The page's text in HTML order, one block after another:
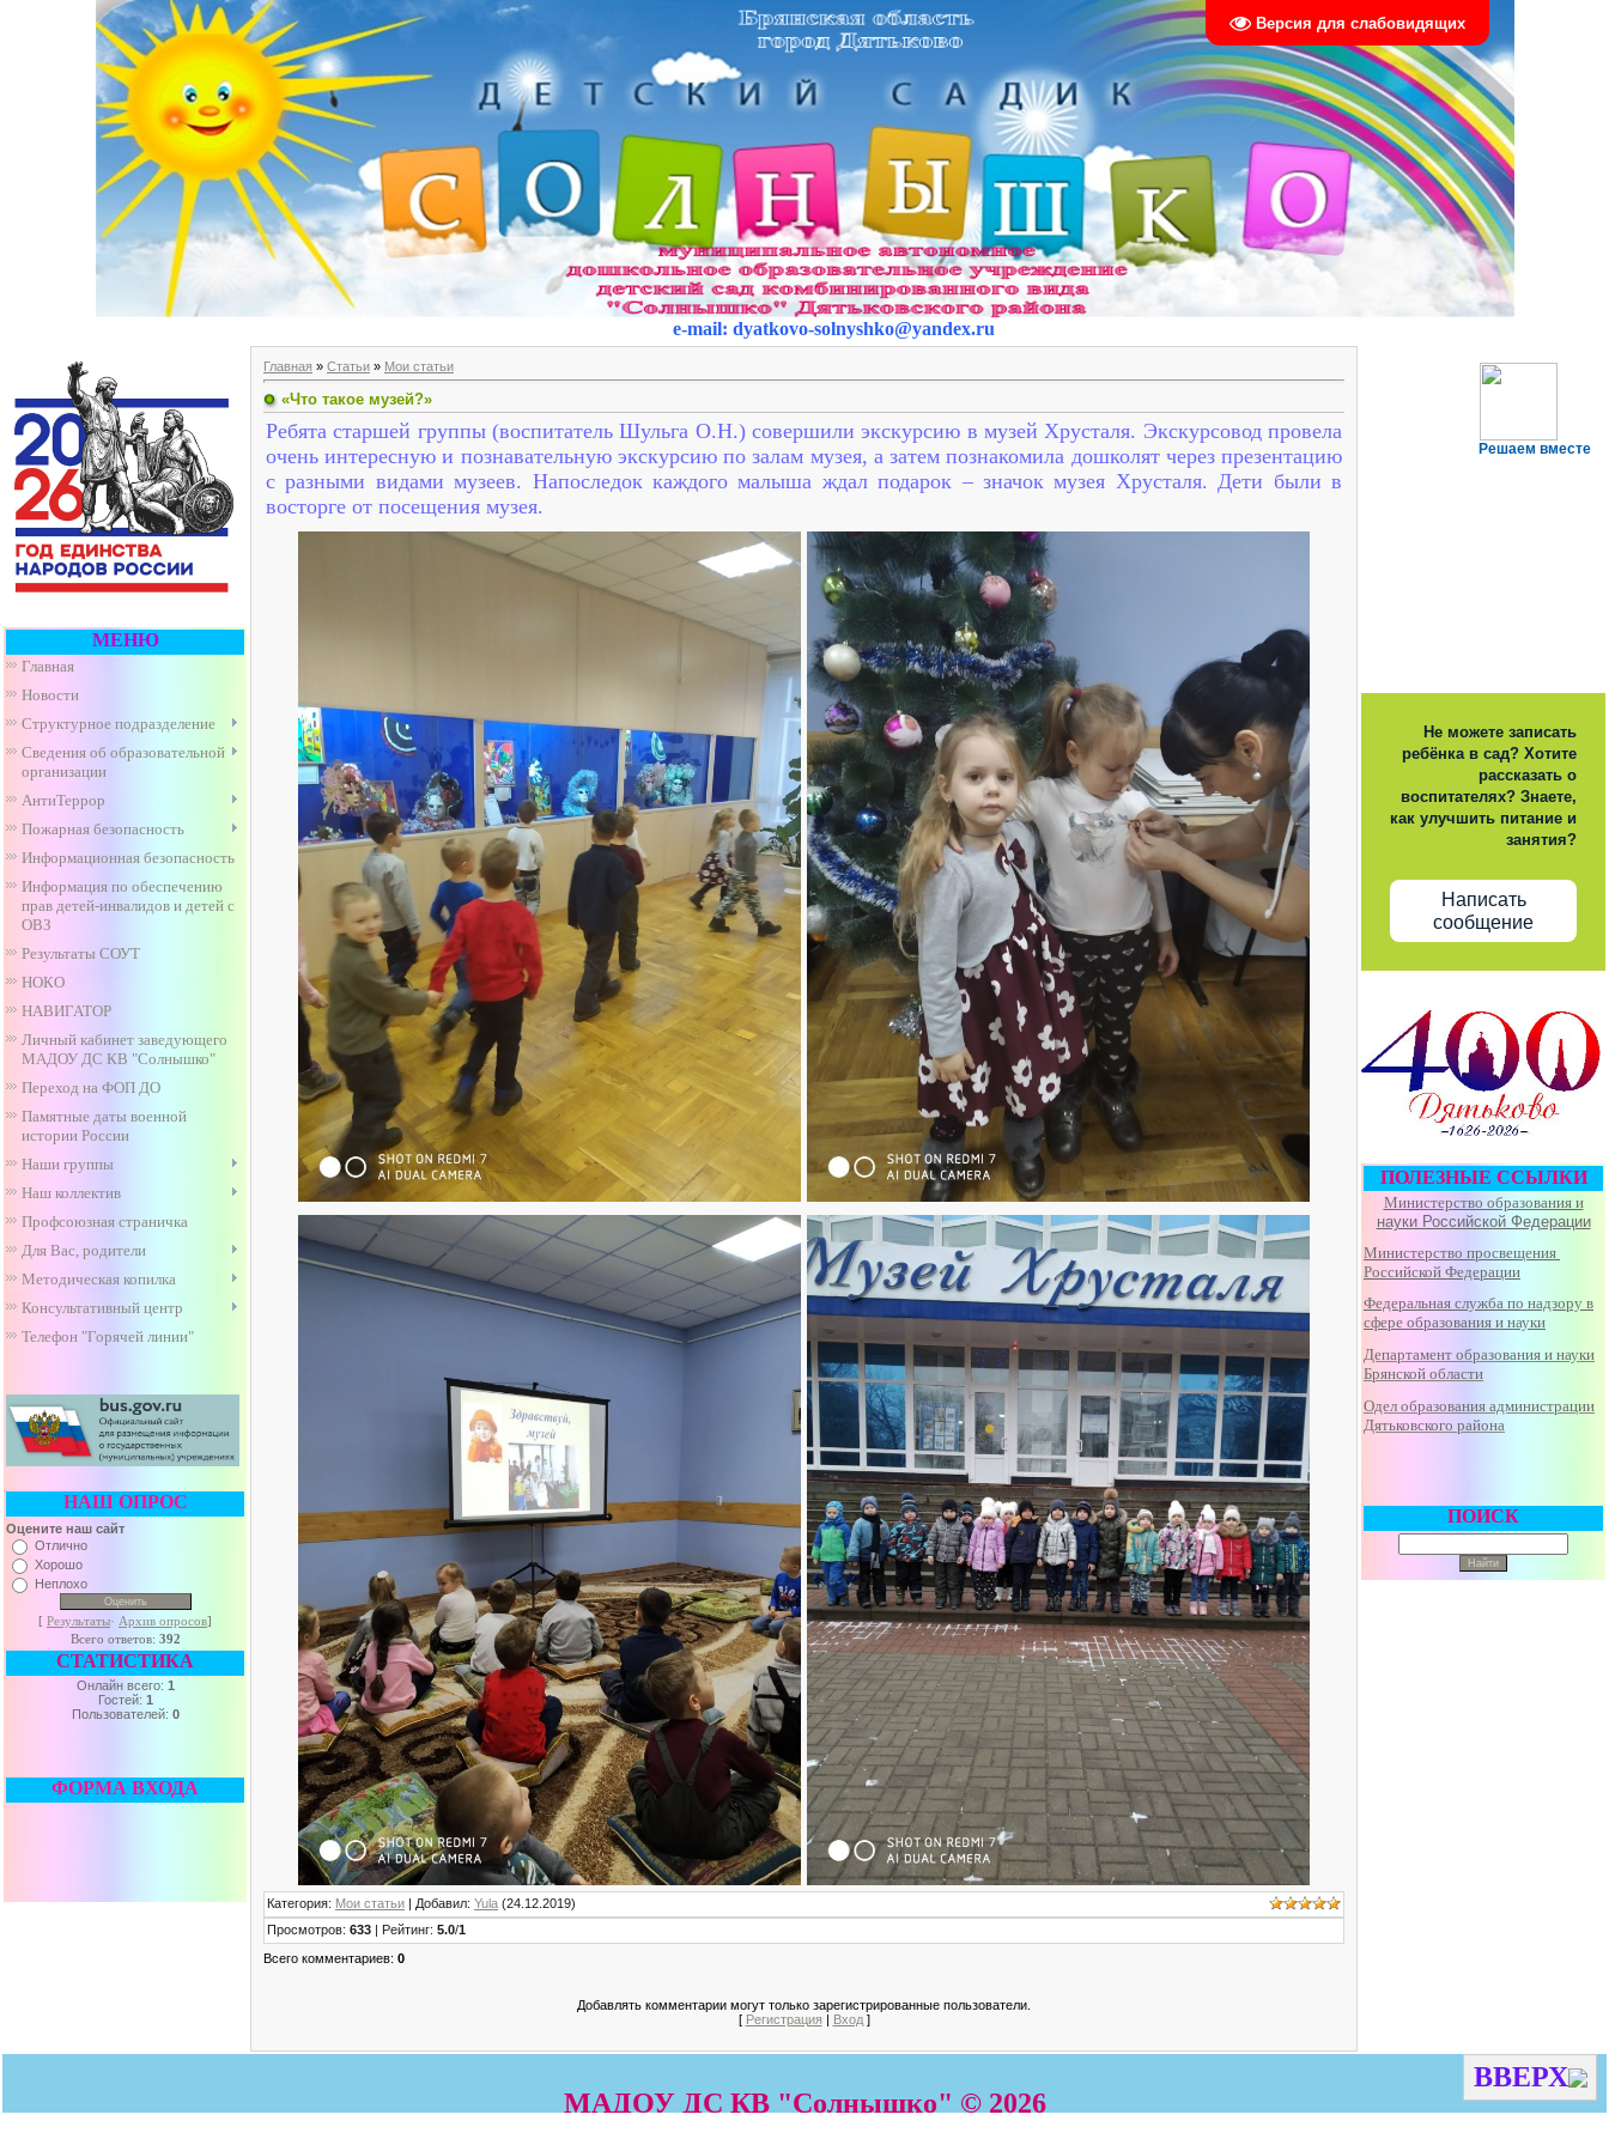
Версия для слабовидящих
e-mail: dyatkovo-solnyshko@yandex.ru
МЕНЮ
Главная
Новости
Структурное подразделение
Сведения об образовательной
организации
АнтиТеррор
Пожарная безопасность
Информационная безопасность
Информация по обеспечению
прав детей-инвалидов и детей с
ОВЗ
Результаты СОУТ
НОКО
НАВИГАТОР
Личный кабинет заведующего
МАДОУ ДС КВ "Солнышко"
Переход на ФОП ДО
Памятные даты военной
истории России
Наши группы
Наш коллектив
Профсоюзная страничка
Для Вас, родители
Методическая копилка
Консультативный центр
Телефон "Горячей линии"
НАШ ОПРОС
Оцените наш сайт
Отлично
Хорошо
Неплохо
[ Результаты· Архив опросов]
Всего ответов: 392
СТАТИСТИКА
Онлайн всего: 1
Гостей: 1
Пользователей: 0
ФОРМА ВХОДА
Главная » Статьи » Мои статьи
«Что такое музей?»
Ребята старшей группы (воспитатель Шульга О.Н.) совершили экскурсию в музей Хрусталя. Экскурсовод провела
очень интересную и познавательную экскурсию по залам музея, а затем познакомила дошколят через презентацию
с разными видами музеев. Напоследок каждого малыша ждал подарок – значок музея Хрусталя. Дети были в
восторге от посещения музея.
Категория: Мои статьи | Добавил: Yula (24.12.2019)
Просмотров: 633 | Рейтинг: 5.0/1
Всего комментариев: 0
Добавлять комментарии могут только зарегистрированные пользователи.
[ Регистрация | Вход]
Решаем вместе
Не можете записать
ребёнка в сад? Хотите
рассказать о
воспитателях? Знаете,
как улучшить питание и
занятия?
Написать
сообщение
ПОЛЕЗНЫЕ ССЫЛКИ
Министерство образования и
науки Российской Федерации
Министерство просвещения
Российской Федерации
Федеральная служба по надзору в
сфере образования и науки
Департамент образования и науки
Брянской области
Одел образования администрации
Дятьковского района
ПОИСК
МАДОУ ДС КВ "Солнышко" © 2026
ВВЕРХ